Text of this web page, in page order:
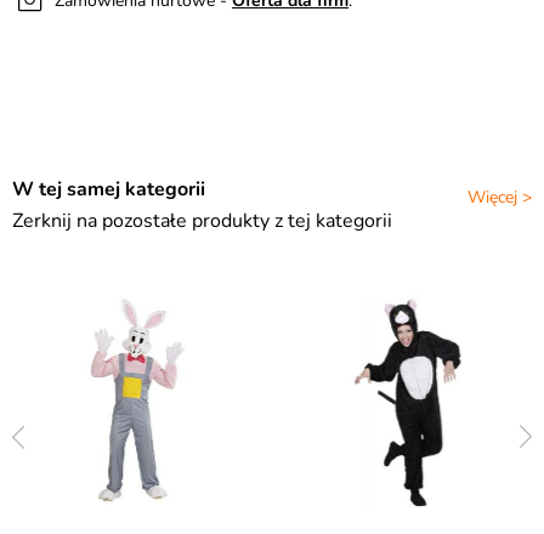
Więcej >
W tej samej kategorii
Zerknij na pozostałe produkty z tej kategorii